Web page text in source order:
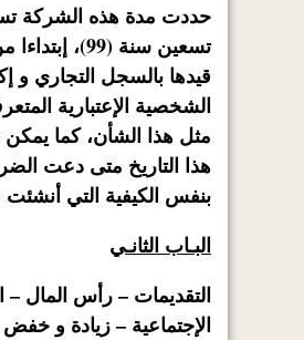
حددت مدة هذه الشركة
تسعين سنة (99)،
قيدها بالسجل التجاري و
الشخصية الإعتبارية
مثل هذا الشأن، كما يمكن
هذا التاريخ متى دعت
بنفس الكيفية التي أنشئت
البـاب الثانـي
التقديمات – رأس المال
الإجتماعية – زيادة و